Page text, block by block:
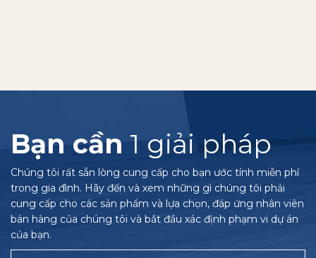
Bạn cần 1 giải pháp
Chúng tôi rất sẵn lòng cung cấp cho bạn ước tính miễn phí
trong gia đình. Hãy đến và xem những gì chúng tôi phải
cung cấp cho các sản phẩm và lựa chọn, đáp ứng nhân viên
bán hàng của chúng tôi và bắt đầu xác định phạm vi dự án
của bạn.